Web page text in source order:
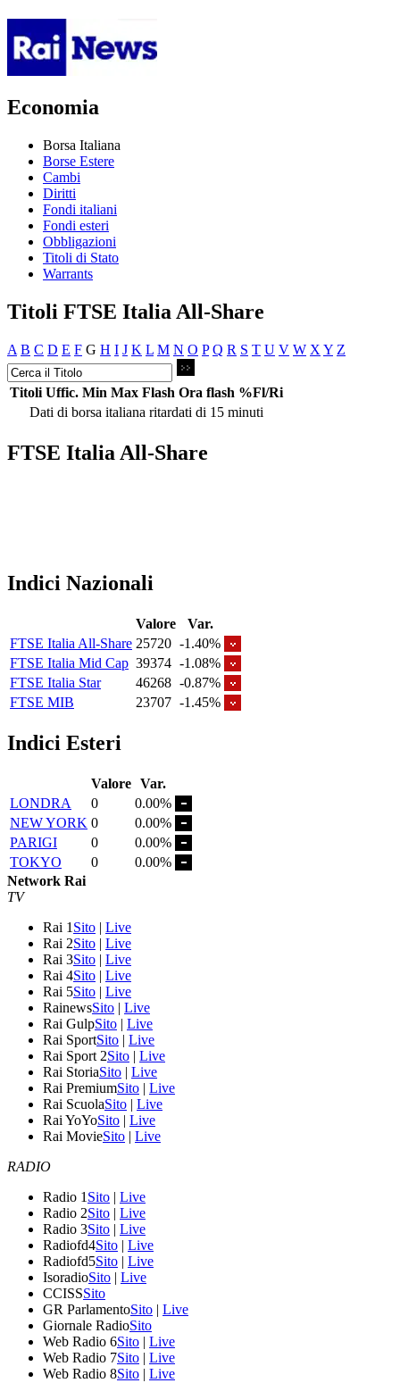
Economia
Borsa Italiana
Borse Estere
Cambi
Diritti
Fondi italiani
Fondi esteri
Obbligazioni
Titoli di Stato
Warrants
Titoli FTSE Italia All-Share
A B C D E F G H I J K L M N O P Q R S T U V W X Y Z
Titoli Uffic. Min Max Flash Ora flash %Fl/Ri
Dati di borsa italiana ritardati di 15 minuti
FTSE Italia All-Share
Indici Nazionali
Valore
Var.
FTSE Italia All-Share 25720 -1.40%
FTSE Italia Mid Cap 39374 -1.08%
FTSE Italia Star
46268 -0.87%
FTSE MIB
23707 -1.45%
Indici Esteri
Valore Var.
LONDRA
0
0.00%
NEW YORK 0
0.00%
PARIGI
0
0.00%
TOKYO
0
0.00%
Network Rai
TV
Rai 1 Sito | Live
Rai 2Sito | Live
Rai 3Sito | Live
Rai 4Sito | Live
Rai 5Sito | Live
RainewsSito | Live
Rai GulpSito | Live
Rai SportSito | Live
Rai Sport 2Sito | Live
Rai StoriaSito | Live
Rai PremiumSito | Live
Rai ScuolaSito | Live
Rai YoYoSito | Live
Rai MovieSito | Live
RADIO
Radio 1 Sito | Live
Radio 2Sito | Live
Radio 3Sito | Live
Radiofd4Sito | Live
Radiofd5Sito | Live
IsoradioSito | Live
CCISSSito
GR ParlamentoSito | Live
Giornale RadioSito
Web Radio 6Sito | Live
Web Radio 7Sito | Live
Web Radio 8Sito | Live